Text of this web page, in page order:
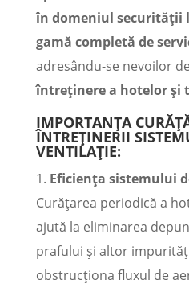
în domeniul securității
gamă completă de
adresându-se nevoilor de
întreținere a hotelor și
IMPORTANȚA
ÎNTREȚINERII
VENTILAȚIE:
1. Eficiența sistemului
Curățarea periodică a
ajută la eliminarea
prafului și altor
obstrucționa fluxul de